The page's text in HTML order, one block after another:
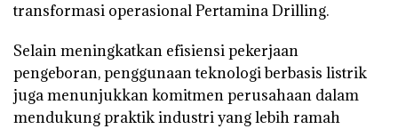
transformasi operasional Pertamina Drilling.
Selain meningkatkan efisiensi pekerjaan
pengeboran, penggunaan teknologi berbasis listrik
juga menunjukkan komitmen perusahaan dalam
mendukung praktik industri yang lebih ramah